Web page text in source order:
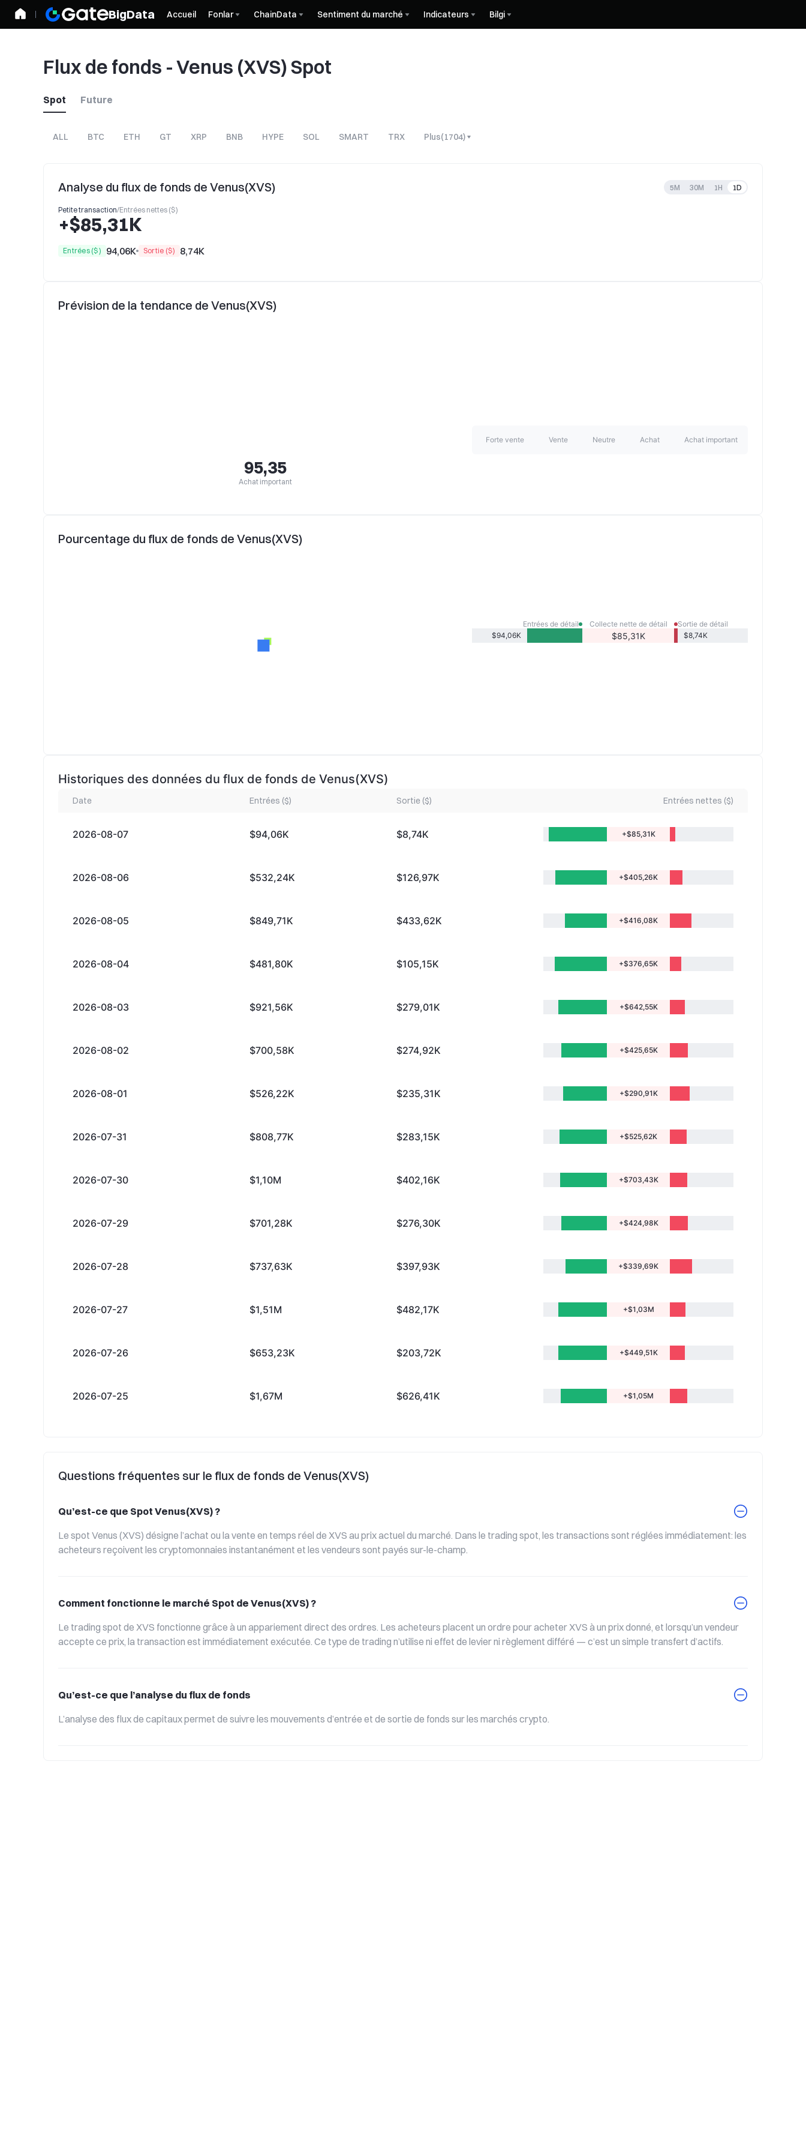
BigData Accueil Fonlar ChainData Sentiment du marché Indicateurs Bilgi
Flux de fonds - Venus (XVS) Spot
Spot Future
ALL BTC ETH GT XRP BNB HYPE SOL SMART TRX Plus(1704)
Analyse du flux de fonds de Venus(XVS) 5M 30M 1H 1D
Petite transaction/Entrées nettes ($)
+$85,31K
Entrées ($) 94,06K Sortie ($) 8,74K
Prévision de la tendance de Venus(XVS)
95,35
Achat important
Forte vente Vente Neutre Achat Achat important
Pourcentage du flux de fonds de Venus(XVS)
Entrées de détail
$94,06K
Collecte nette de détail
$85,31K
Sortie de détail
$8,74K
Historiques des données du flux de fonds de Venus(XVS)
Date Entrées ($) Sortie ($) Entrées nettes ($)
2026-08-07 $94,06K $8,74K +$85,31K
2026-08-06 $532,24K $126,97K +$405,26K
2026-08-05 $849,71K $433,62K +$416,08K
2026-08-04 $481,80K $105,15K +$376,65K
2026-08-03 $921,56K $279,01K +$642,55K
2026-08-02 $700,58K $274,92K +$425,65K
2026-08-01 $526,22K $235,31K +$290,91K
2026-07-31 $808,77K $283,15K +$525,62K
2026-07-30 $1,10M $402,16K +$703,43K
2026-07-29 $701,28K $276,30K +$424,98K
2026-07-28 $737,63K $397,93K +$339,69K
2026-07-27 $1,51M $482,17K +$1,03M
2026-07-26 $653,23K $203,72K +$449,51K
2026-07-25 $1,67M $626,41K +$1,05M
Questions fréquentes sur le flux de fonds de Venus(XVS)
Qu’est-ce que Spot Venus(XVS) ?
Le spot Venus (XVS) désigne l’achat ou la vente en temps réel de XVS au prix actuel du marché. Dans le trading spot, les transactions sont réglées immédiatement: les
acheteurs reçoivent les cryptomonnaies instantanément et les vendeurs sont payés sur-le-champ.
Comment fonctionne le marché Spot de Venus(XVS) ?
Le trading spot de XVS fonctionne grâce à un appariement direct des ordres. Les acheteurs placent un ordre pour acheter XVS à un prix donné, et lorsqu’un vendeur
accepte ce prix, la transaction est immédiatement exécutée. Ce type de trading n’utilise ni effet de levier ni règlement différé — c’est un simple transfert d’actifs.
Qu’est-ce que l’analyse du flux de fonds
L’analyse des flux de capitaux permet de suivre les mouvements d’entrée et de sortie de fonds sur les marchés crypto.